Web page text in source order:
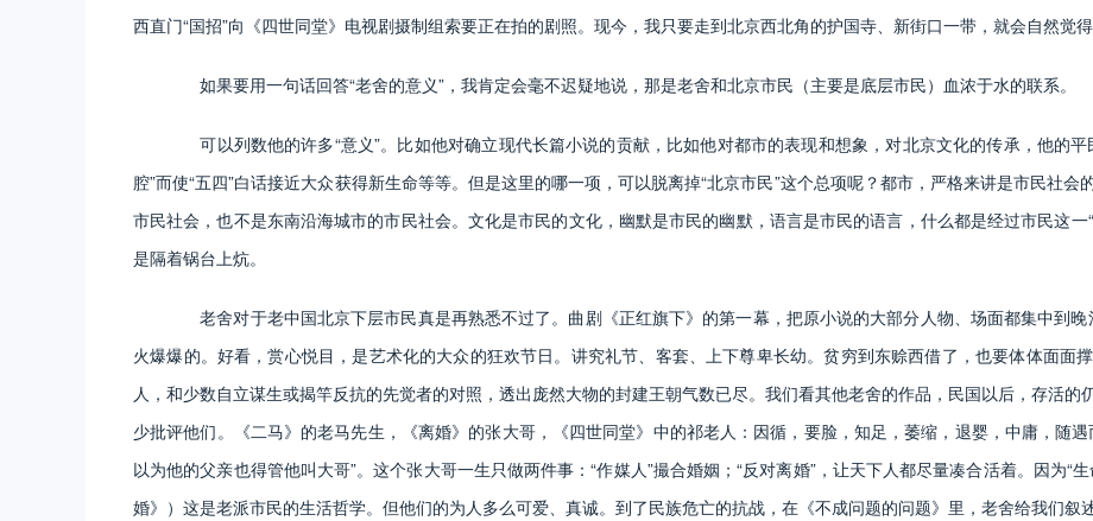
西直门“国招”向《四世同堂》电视剧摄制组索要正在拍的剧照。现今，我只要走到北京西北角的护国寺、新街口一带，就会自然觉
如果要用一句话回答“老舍的意义”，我肯定会毫不迟疑地说，那是老舍和北京市民（主要是底层市民）血浓于水的联系。
可以列数他的许多“意义”。比如他对确立现代长篇小说的贡献，比如他对都市的表现和想象，对北京文化的传承，他的
腔”而使“五四”白话接近大众获得新生命等等。但是这里的哪一项，可以脱离掉“北京市民”这个总项呢？都市，严格来讲是市民社
市民社会，也不是东南沿海城市的市民社会。文化是市民的文化，幽默是市民的幽默，语言是市民的语言，什么都是经过市民这一
是隔着锅台上炕。
老舍对于老中国北京下层市民真是再熟悉不过了。曲剧《正红旗下》的第一幕，把原小说的大部分人物、场面都集中到晚
火爆爆的。好看，赏心悦目，是艺术化的大众的狂欢节日。讲究礼节、客套、上下尊卑长幼。贫穷到东赊西借了，也要体体面面
人，和少数自立谋生或揭竿反抗的先觉者的对照，透出庞然大物的封建王朝气数已尽。我们看其他老舍的作品，民国以后，存活
少批评他们。《二马》的老马先生，《离婚》的张大哥，《四世同堂》中的祁老人：因循，要脸，知足，萎缩，退婴，中庸，随
以为他的父亲也得管他叫大哥”。这个张大哥一生只做两件事：“作媒人”撮合婚姻；“反对离婚”，让天下人都尽量凑合活着。因为“
婚》）这是老派市民的生活哲学。但他们的为人多么可爱、真诚。到了民族危亡的抗战，在《不成问题的问题》里，老舍给我们